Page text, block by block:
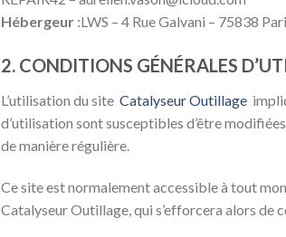
Hébergeur :LWS – 4 Rue Galvani – 75838
2. CONDITIONS GÉNÉRALES
L’utilisation du site Catalyseur Outillage
d’utilisation sont susceptibles d’être
de manière régulière.
Ce site est normalement accessible à tout
Catalyseur Outillage, qui s’efforcera alors de